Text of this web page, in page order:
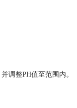
调整PH值至范围内。